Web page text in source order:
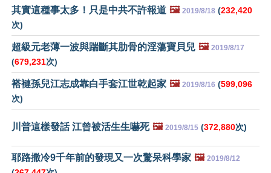
其實這種事太多！只是中共不許報道 🖼️ 2019/8/18 (232,420
次)
超級元老薄一波與踹斷其肋骨的淫蕩寶貝兒 🖼️ 2019/8/17
(679,231次)
褡褳孫兒江志成靠白手套江世乾起家 🖼️ 2019/8/16 (599,096
次)
川普這樣發話 江曾被活生生嚇死 🖼️ 2019/8/15 (372,880次)
耶路撒冷9千年前的發現又一次驚呆科學家 🖼️ 2019/8/12